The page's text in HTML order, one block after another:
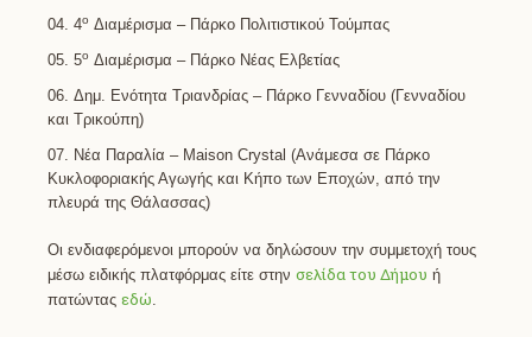
4ο Διαμέρισμα – Πάρκο Πολιτιστικού Τούμπας
5ο Διαμέρισμα – Πάρκο Νέας Ελβετίας
Δημ. Ενότητα Τριανδρίας – Πάρκο Γενναδίου (Γενναδίου
και Τρικούπη)
Νέα Παραλία – Maison Crystal (Ανάμεσα σε Πάρκο
Κυκλοφοριακής Αγωγής και Κήπο των Εποχών, από την
πλευρά της Θάλασσας)
Οι ενδιαφερόμενοι μπορούν να δηλώσουν την συμμετοχή τους
μέσω ειδικής πλατφόρμας είτε στηνσελίδα του Δήμου ή
πατώντας εδώ.